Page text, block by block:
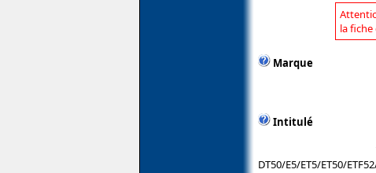
la fiche
Marque
Intitulé
DT50/E5/ET5/ET50/